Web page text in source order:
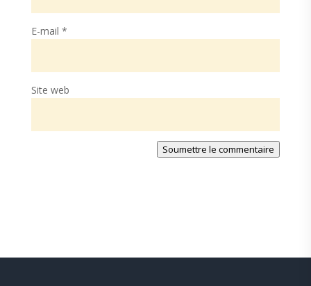
E-mail *
Site web
Soumettre le commentaire